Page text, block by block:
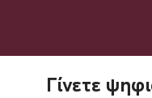
Γίνετε